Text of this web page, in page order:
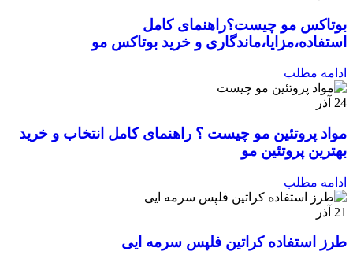
بوتاکس مو چیست؟راهنمای کامل
استفاده،مزایا،ماندگاری و خرید بوتاکس مو
ادامه مطلب
24 آذر
مواد پروتئین مو چیست ؟ راهنمای کامل انتخاب و خرید
بهترین پروتئین مو
ادامه مطلب
21 آذر
طرز استفاده کراتین فلپس سرمه ایی